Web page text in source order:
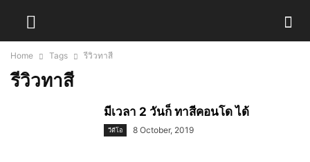
Home Tags รีวิวทาสี
รีวิวทาสี
มีเวลา 2 วันก็ ทาสีคอนโด ได้
วีดีโอ 8 October, 2019